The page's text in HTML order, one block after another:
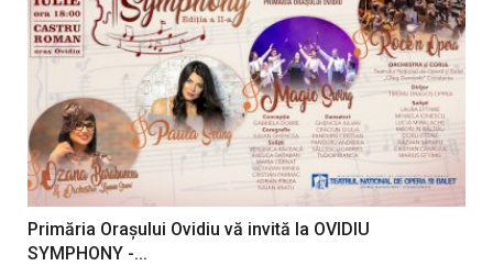
Primăria Orașului Ovidiu vă invită la OVIDIU
SYMPHONY -...